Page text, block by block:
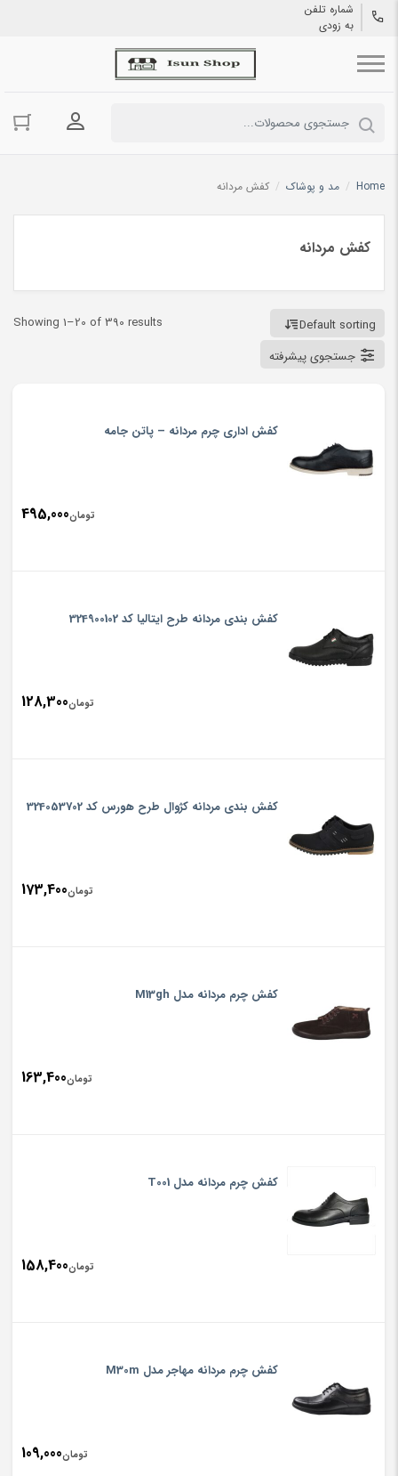
شماره تلفن
به زودی
ورود به
Home
/ مد و پوشاک / کفش مردانه
کفش مردانه
Showing 1–20 of 390 results
Default sorting
جستجوی پیشرفته
کفش اداری چرم مردانه – پاتن جامه
تومان495,000
کفش بندی مردانه طرح ایتالیا کد 324900102
تومان128,300
کفش بندی مردانه کژوال طرح هورس کد 324053702
تومان173,400
کفش چرم مردانه مدل M13gh
تومان163,400
کفش چرم مردانه مدل T001
تومان158,400
کفش چرم مردانه مهاجر مدل M30m
تومان109,000